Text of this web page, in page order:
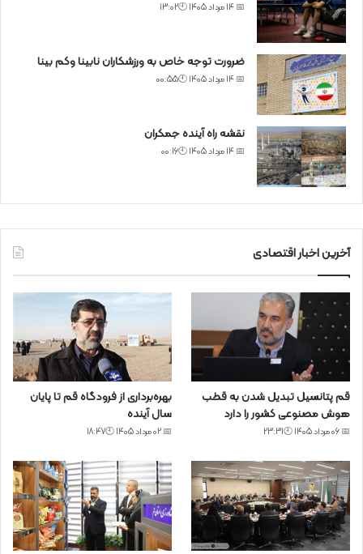
📅 14 مرداد 1405 🕙13:02
ضرورت توجه خاص به ورزشکاران نابینا وکم بینا
📅 14 مرداد 1405 🕙00:55
نقشه راه آینده جمکران
📅 14 مرداد 1405 🕙00:16
آخرین اخبار اقتصادی
قم پتانسیل تبدیل شدن به قطب
هوش مصنوعی کشور را دارد
📅 06 مرداد 1405 🕙23:31
بهره‌برداری از فرودگاه قم تا پایان
سال آینده
📅 02 مرداد 1405 🕙18:47